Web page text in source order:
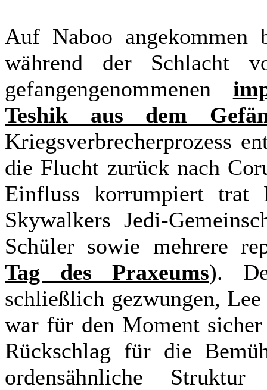
Auf Naboo angekommen
während der Schlacht
gefangengenommenen
Teshik aus dem
Kriegsverbrecherprozess
die Flucht zurück nach
Einfluss korrumpiert
Skywalkers Jedi-
Schüler sowie mehrere
Tag des Praxeums).
schließlich gezwungen,
war für den Moment
Rückschlag für die
ordensähnliche